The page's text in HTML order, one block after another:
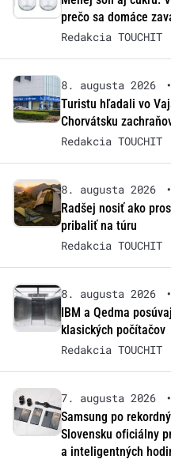
prečo sa domáce
Redakcia TOUCHIT
8. augusta 2026 •
Turistu hľadali vo
Chorvátsku
Redakcia TOUCHIT
8. augusta 2026 •
Radšej nosiť ako
pribaliť na túru
Redakcia TOUCHIT
8. augusta 2026 •
IBM a Qedma
klasických počítačov
Redakcia TOUCHIT
7. augusta 2026 •
Samsung po
Slovensku oficiálny
a inteligentných